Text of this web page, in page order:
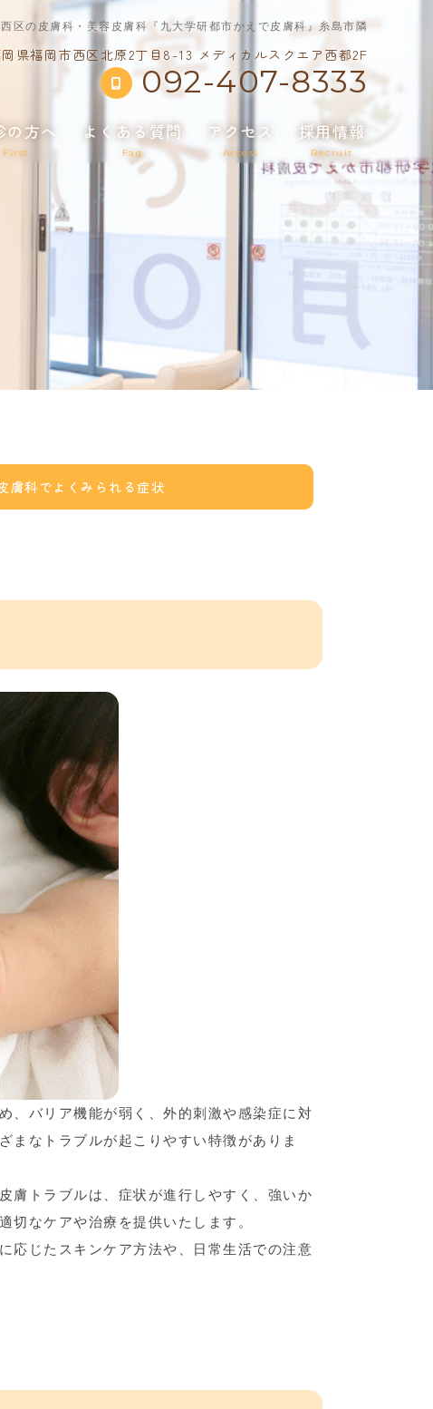
区の皮膚科・美容皮膚科『九大学研都市かえで皮膚科』糸島市隣
県福岡市西区北原2丁目8-13 メディカルスクエア西都2F
092-407-8333
の方へ
First
よくある質問
Faq
アクセス
Access
採用情報
Recruit
膚科でよくみられる症状
、バリア機能が弱く、外的刺激や感染症に対
まなトラブルが起こりやすい特徴がありま
膚トラブルは、症状が進行しやすく、強いか
切なケアや治療を提供いたします。
応じたスキンケア方法や、日常生活での注意